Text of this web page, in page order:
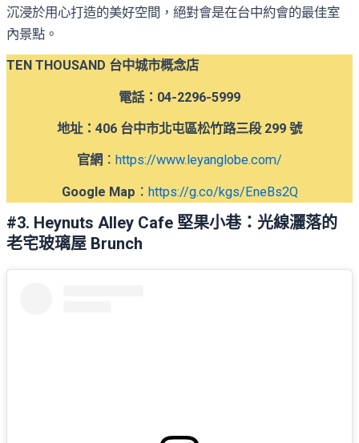
沉浸於用心打造的美好空間，絕對會是在台中約會的最佳室
內景點。
TEN THOUSAND 台中城市概念店
電話：04-2296-5999
地址：406 台中市北屯區松竹路三段 299 號
官網 ： https://www.leyanglobe.com/
Google Map ： https://g.co/kgs/EneBs2Q
#3. Heynuts Alley Cafe 堅果小巷：光線灑落的
老宅玻璃屋 Brunch